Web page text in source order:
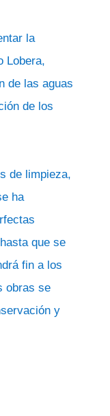
la
Lobera,
de las aguas
de los
de limpieza,
ha
que se
fin a los
obras se
y